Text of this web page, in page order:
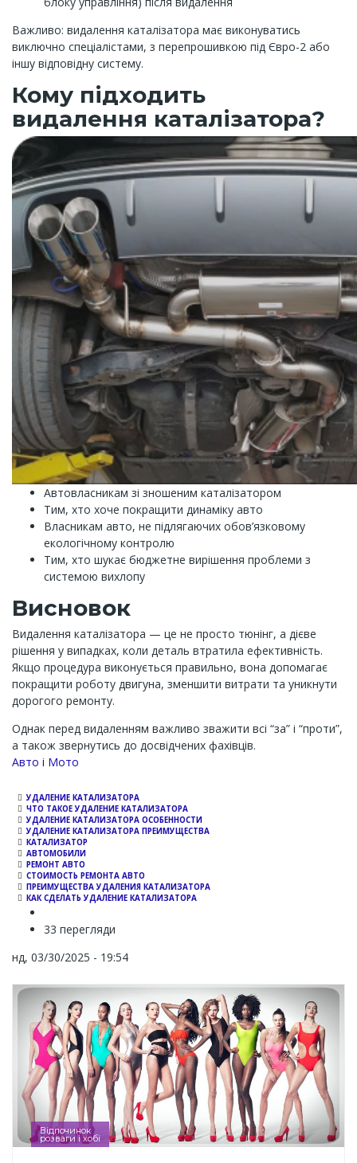
Важливо: видалення каталізатора має виконуватись
виключно спеціалістами, з перепрошивкою під Євро-2 або
іншу відповідну систему.
Кому підходить
видалення каталізатора?
Автовласникам зі зношеним каталізатором
Тим, хто хоче покращити динаміку авто
Власникам авто, не підлягаючих обов’язковому
екологічному контролю
Тим, хто шукає бюджетне вирішення проблеми з
системою вихлопу
Висновок
Видалення каталізатора — це не просто тюнінг, а дієве
рішення у випадках, коли деталь втратила ефективність.
Якщо процедура виконується правильно, вона допомагає
покращити роботу двигуна, зменшити витрати та уникнути
дорогого ремонту.
Однак перед видаленням важливо зважити всі “за” і “проти”,
а також звернутись до досвідчених фахівців.
Channel
Авто і Мото
УДАЛЕНИЕ КАТАЛИЗАТОРА
ЧТО ТАКОЕ УДАЛЕНИЕ КАТАЛИЗАТОРА
УДАЛЕНИЕ КАТАЛИЗАТОРА ОСОБЕННОСТИ
УДАЛЕНИЕ КАТАЛИЗАТОРА ПРЕИМУЩЕСТВА
КАТАЛИЗАТОР
АВТОМОБИЛИ
РЕМОНТ АВТО
СТОИМОСТЬ РЕМОНТА АВТО
ПРЕИМУЩЕСТВА УДАЛЕНИЯ КАТАЛИЗАТОРА
КАК СДЕЛАТЬ УДАЛЕНИЕ КАТАЛИЗАТОРА
33 перегляди
нд, 03/30/2025 - 19:54
Відпочинок
розваги і хобі